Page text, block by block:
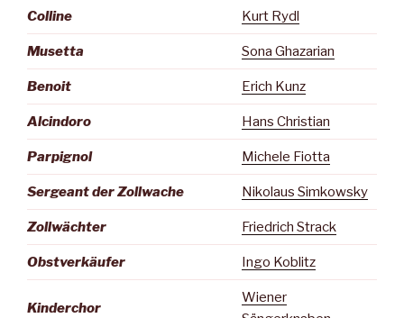
Colline Kurt Rydl
Musetta Sona Ghazarian
Benoit Erich Kunz
Alcindoro Hans Christian
Parpignol Michele Fiotta
Sergeant der Zollwache Nikolaus Simkowsky
Zollwächter Friedrich Strack
Obstverkäufer Ingo Koblitz
Kinderchor
Wiener